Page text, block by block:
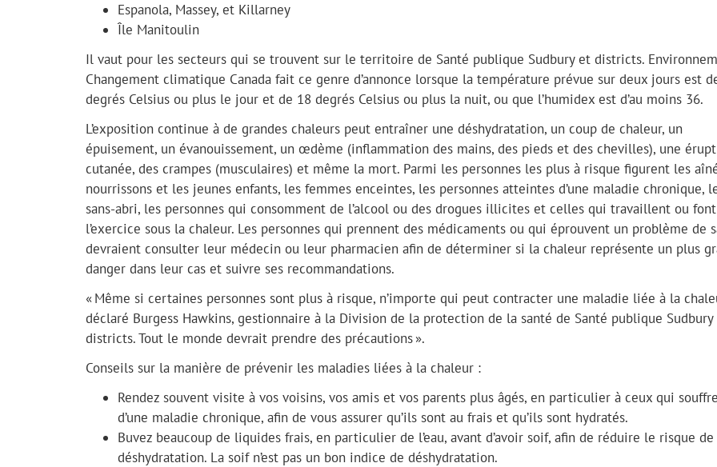
Espanola, Massey, et Killarney
Île Manitoulin
Il vaut pour les secteurs qui se trouvent sur le territoire de Santé publique Sudbury et districts.
Changement climatique Canada fait ce genre d’annonce lorsque la température prévue sur deux jours est
degrés Celsius ou plus le jour et de 18 degrés Celsius ou plus la nuit, ou que l’humidex est d’au moins 36.
L’exposition continue à de grandes chaleurs peut entraîner une déshydratation, un coup de chaleur, un
épuisement, un évanouissement, un œdème (inflammation des mains, des pieds et des chevilles), une
cutanée, des crampes (musculaires) et même la mort. Parmi les personnes les plus à risque figurent les
nourrissons et les jeunes enfants, les femmes enceintes, les personnes atteintes d’une maladie chronique,
sans-abri, les personnes qui consomment de l’alcool ou des drogues illicites et celles qui travaillent ou
l’exercice sous la chaleur. Les personnes qui prennent des médicaments ou qui éprouvent un problème de
devraient consulter leur médecin ou leur pharmacien afin de déterminer si la chaleur représente un plus
danger dans leur cas et suivre ses recommandations.
« Même si certaines personnes sont plus à risque, n’importe qui peut contracter une maladie liée à la
déclaré Burgess Hawkins, gestionnaire à la Division de la protection de la santé de Santé publique
districts. Tout le monde devrait prendre des précautions ».
Conseils sur la manière de prévenir les maladies liées à la chaleur :
Rendez souvent visite à vos voisins, vos amis et vos parents plus âgés, en particulier à ceux qui
d’une maladie chronique, afin de vous assurer qu’ils sont au frais et qu’ils sont hydratés.
Buvez beaucoup de liquides frais, en particulier de l’eau, avant d’avoir soif, afin de réduire le risque de
déshydratation. La soif n’est pas un bon indice de déshydratation.